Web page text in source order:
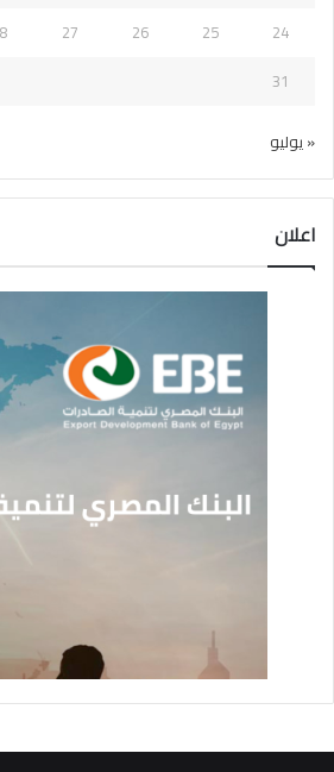
24
25
26
27
31
« يوليو
اعلان